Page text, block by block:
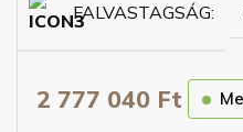
FALVASTAGSÁG
2 777 040 Ft